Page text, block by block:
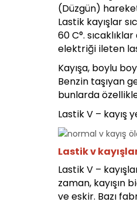
(Düzgün)
Lastik kayışlar
60 C°.
elektriği ileten
Kayışa, boylu
Benzin taşıyan
bunlarda
Lastik V – kayış
Lastik v
Lastik V –
zaman, kayışın
ve eskir. Bazı